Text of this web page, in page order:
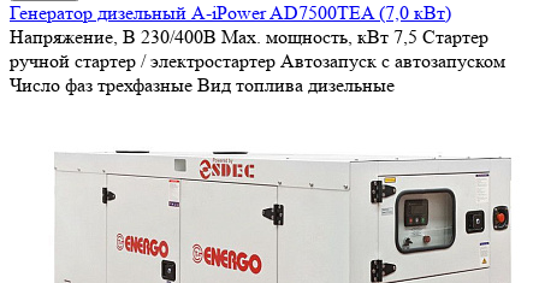
Генератор дизельный A-iPower AD7500TEA (7,0 кВт)
Напряжение, В 230/400В Max. мощность, кВт 7,5 Стартер
ручной стартер / электростартер Автозапуск с автозапуском
Число фаз трехфазные Вид топлива дизельные